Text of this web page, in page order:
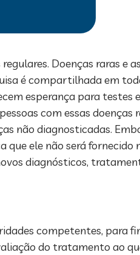
Doenças raras e
é compartilhada em
esperança para
com essas doenças
não diagnosticadas.
que ele não será fornecido
diagnósticos,
competentes, para
do tratamento ao